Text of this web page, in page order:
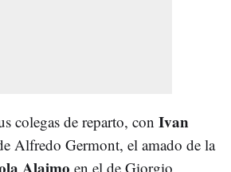
colegas de reparto, con Ivan
Alfredo Germont, el amado de la
Alaimo en el de Giorgio